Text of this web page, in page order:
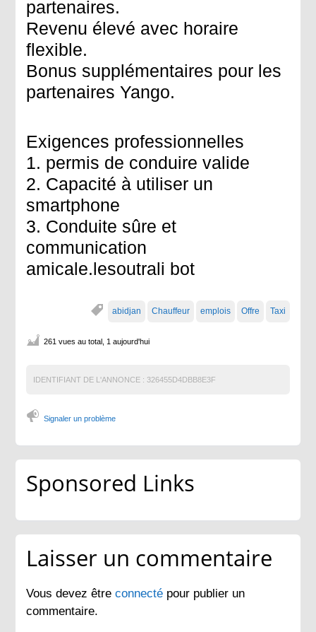
partenaires.
Revenu élevé avec horaire
flexible.
Bonus supplémentaires pour les
partenaires Yango.
Exigences professionnelles
1. permis de conduire valide
2. Capacité à utiliser un
smartphone
3. Conduite sûre et
communication
amicale.lesoutrali bot
abidjan Chauffeur emplois Offre Taxi
261 vues au total, 1 aujourd'hui
IDENTIFIANT DE L'ANNONCE : 326455D4DBB8E3F
Signaler un problème
Sponsored Links
Laisser un commentaire
Vous devez êtreconnecté pour publier un
commentaire.